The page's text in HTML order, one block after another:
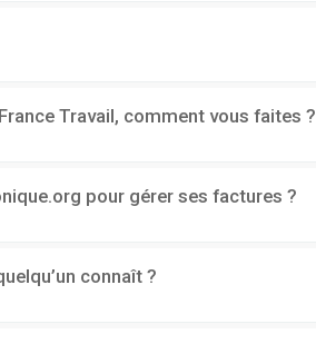
Travail, comment vous faites ?
pour gérer ses factures ?
connaît ?